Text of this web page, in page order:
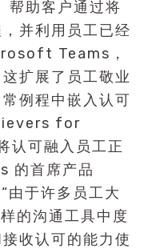
助客户通过将
并利用员工已经
Teams，
扩展了员工敬业
例程中嵌入认可
for
认可融入员工正
的首席产品
于许多员工大
的沟通工具中度
收认可的能力使